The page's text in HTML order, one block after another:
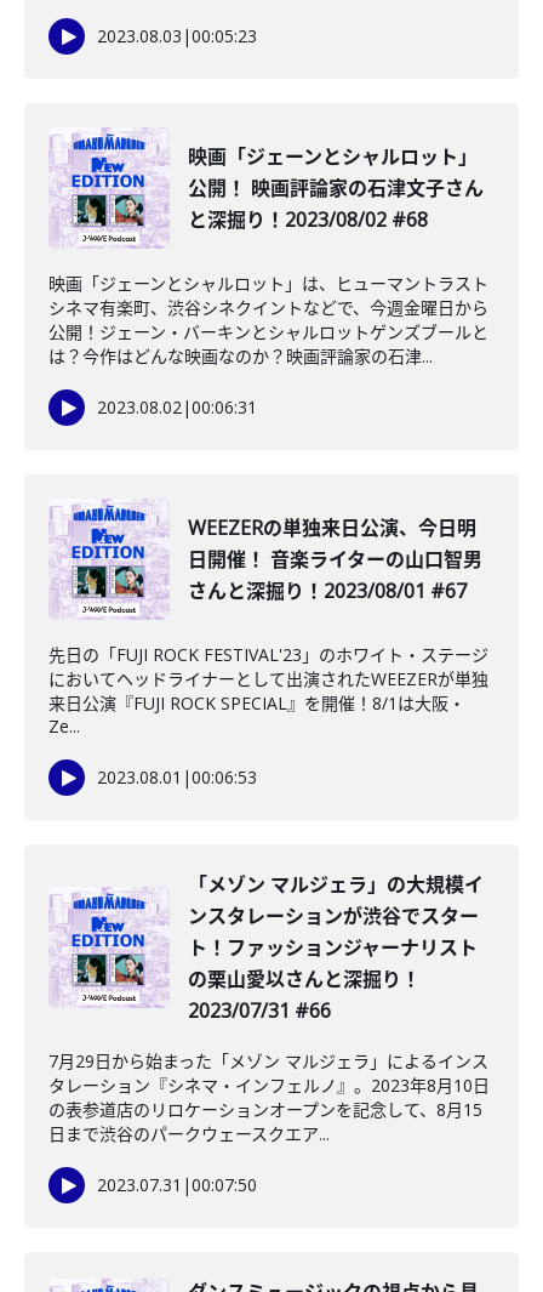
2023.08.03 |00:05:23
映画「ジェーンとシャルロット」
公開！ 映画評論家の石津文子さん
と深掘り！2023/08/02 #68
映画「ジェーンとシャルロット」は、ヒューマントラスト
シネマ有楽町、渋谷シネクイントなどで、今週金曜日から
公開！ジェーン・バーキンとシャルロットゲンズブールと
は？今作はどんな映画なのか？映画評論家の石津...
2023.08.02|00:06:31
️WEEZERの単独来日公演、今日明
日開催！ 音楽ライターの山口智男
さんと深掘り！2023/08/01 #67
先日の「FUJI ROCK FESTIVAL'23」のホワイト・ステージ
においてヘッドライナーとして出演されたWEEZERが単独
来日公演『FUJI ROCK SPECIAL』を開催！8/1は大阪・
Ze...
2023.08.01 |00:06:53
「メゾン マルジェラ」の大規模イ
ンスタレーションが渋谷でスター
ト！ファッションジャーナリスト
の栗山愛以さんと深掘り！
2023/07/31 #66
7月29日から始まった「メゾン マルジェラ」によるインス
タレーション『シネマ・インフェルノ』。2023年8月10日
の表参道店のリロケーションオープンを記念して、8月15
日まで渋谷のパークウェースクエア...
2023.07.31 |00:07:50